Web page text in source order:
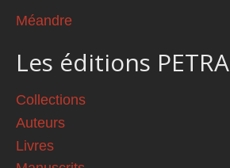
Méandre
Les éditions PETRA
Collections
Auteurs
Livres